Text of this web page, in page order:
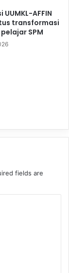
AFFIN
transformasi
SPM
fields are